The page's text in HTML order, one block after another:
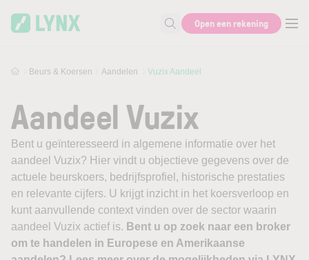
Zoek naar informatie
Open een rekening
Beurs & Koersen Aandelen Vuzix Aandeel
Aandeel Vuzix
Bent u geïnteresseerd in algemene informatie over het
aandeel Vuzix? Hier vindt u objectieve gegevens over de
actuele beurskoers, bedrijfsprofiel, historische prestaties
en relevante cijfers. U krijgt inzicht in het koersverloop en
kunt aanvullende context vinden over de sector waarin
aandeel Vuzix actief is. Bent u op zoek naar een broker
om te handelen in Europese en Amerikaanse